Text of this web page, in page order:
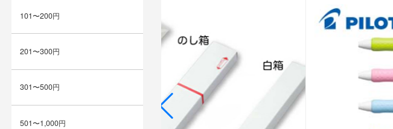
101〜200円
201〜300円
301〜500円
501〜1,000円